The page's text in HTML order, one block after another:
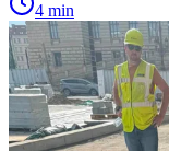
4 min